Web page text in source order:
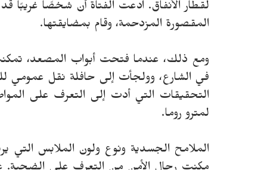
لقطار الأنفاق. ادعت الفتاة أن شخصًا
المقصورة المزدحمة، وقام بمضايقتها.
ومع ذلك، عندما فتحت أبواب المصعد،
في الشارع، وولجأت إلى حافلة نقل عمومي
التحقيقات التي أدت إلى التعرف على
لمترو روما.
الملامح الجسدية ونوع ولون الملابس التي